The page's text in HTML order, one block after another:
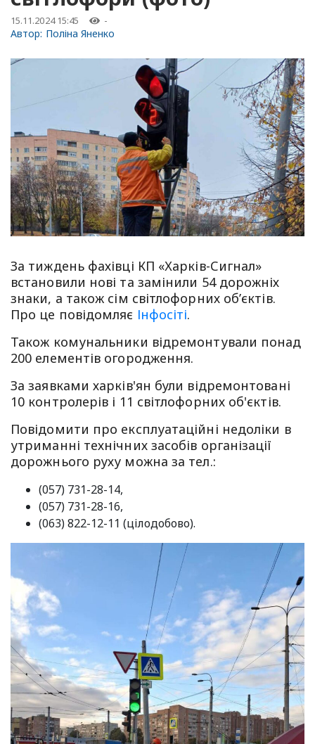
15.11.2024 15:45 -
Автор: Поліна Яненко
За тиждень фахівці КП «Харків-Сигнал»
встановили нові та замінили 54 дорожніх
знаки, а також сім світлофорних об’єктів.
Про це повідомляє Інфосіті.
Також комунальники відремонтували понад
200 елементів огородження.
За заявками харків'ян були відремонтовані
10 контролерів і 11 світлофорних об'єктів.
Повідомити про експлуатаційні недоліки в
утриманні технічних засобів організації
дорожнього руху можна за тел.:
(057) 731-28-14,
(057) 731-28-16,
(063) 822-12-11 (цілодобово).